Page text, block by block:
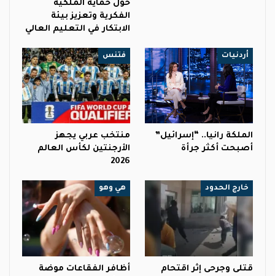
حول حماية الملكية
الفكرية وتعزيز بيئة
الابتكار في التعليم العالي
أردنيات
الملكة رانيا.. “إسرائيل”
أصبحت أكثر جرأة
فتنس
منتخب عربي يجهز
الأرجنتين لكأس العالم
2026
خارج الحدود
قتلى وجرحى إثر اقتحام
هي وهو
أظافر الفقاعات موضة